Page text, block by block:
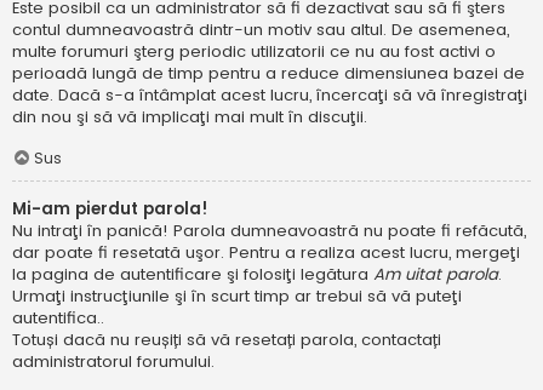
Este posibil ca un administrator să fi dezactivat sau să fi şters
contul dumneavoastră dintr-un motiv sau altul. De asemenea,
multe forumuri şterg periodic utilizatorii ce nu au fost activi o
perioadă lungă de timp pentru a reduce dimensiunea bazei de
date. Dacă s-a întâmplat acest lucru, încercaţi să vă înregistraţi
din nou şi să vă implicaţi mai mult în discuţii.
Sus
Mi-am pierdut parola!
Nu intraţi în panică! Parola dumneavoastră nu poate fi refăcută,
dar poate fi resetată uşor. Pentru a realiza acest lucru, mergeţi
la pagina de autentificare şi folosiţi legătura Am uitat parola.
Urmaţi instrucţiunile şi în scurt timp ar trebui să vă puteţi
autentifica..
Totuși dacă nu reușiți să vă resetați parola, contactați
administratorul forumului.